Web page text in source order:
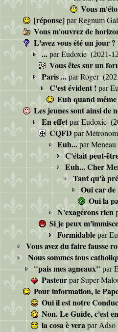
Vous
[réponse]parRegnum
Vous m'ouvrez de
L'avez vous été un jour ?
...parEudoxie (2021-
Vous êtes sur un
Paris ... parRoger
C'est évident ! par
Euh quand même
Les jeunes sont ainsi de
En effet parEudoxie
CQFD par
Euh...parMeneau
C'était peut-
Euh... Cher
Tant qu'à
Oui car de
Oui la
N'exagérons rien
Si je peux
Formidable par
Vous avez du faire fausse
Nous sommes tous
"pais mes agneaux" par
Pasteur parSuper-
Pour information, le
Oui il est notre
Non. Le Guide, c'est
la cosa è vera par Adso